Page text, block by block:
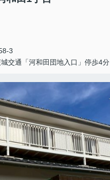
3
交通「河和田団地入口」停歩4分